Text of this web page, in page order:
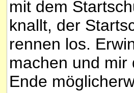
mit dem
knallt, der
rennen los.
machen und mir
Ende